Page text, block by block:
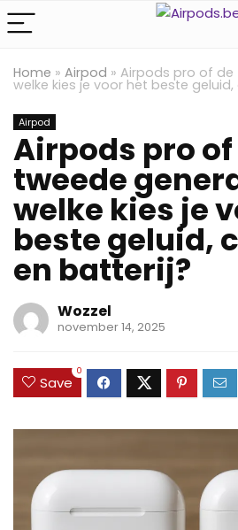
Home » Airpod » Airpods pro of de
welke kies je voor het beste
Airpod
Airpods pro of
tweede
welke kies je
beste geluid,
en batterij?
Wozzel
november 14, 2025
Save
0